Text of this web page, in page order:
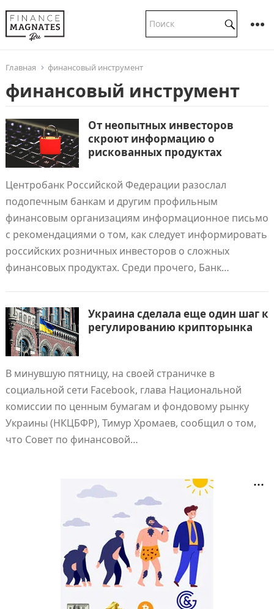
Главная финансовый инструмент
финансовый инструмент
От неопытных инвесторов
скроют информацию о
рискованных продуктах
Центробанк Российской Федерации разослал
подопечным банкам и другим профильным
финансовым организациям информационное письмо
с рекомендациями о том, как следует информировать
российских розничных инвесторов о сложных
финансовых продуктах. Среди прочего, Банк…
Украина сделала еще один шаг к
регулированию крипторынка
В минувшую пятницу, на своей страничке в
социальной сети Facebook, глава Национальной
комиссии по ценным бумагам и фондовому рынку
Украины (НКЦБФР), Тимур Хромаев, сообщил о том,
что Совет по финансовой…